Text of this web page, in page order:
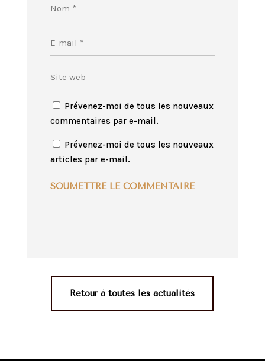
Prévenez-moi de tous les nouveaux
commentaires par e-mail.
Prévenez-moi de tous les nouveaux
articles par e-mail.
SOUMETTRE LE COMMENTAIRE
Retour à toutes les actualités